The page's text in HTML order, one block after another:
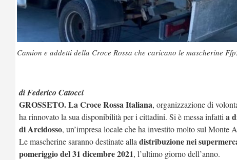
Camion e addetti della Croce Rossa che caricano le mascherine
di Federico Catocci
GROSSETO. La Croce Rossa Italiana, organizzazione di
ha rinnovato la sua disponibilità per i cittadini. Si è messa infatti a
di Arcidosso, un’impresa locale che ha investito molto sul Monte
Le mascherine saranno destinate alla distribuzione nei
pomeriggio del 31 dicembre 2021, l’ultimo giorno dell’anno.